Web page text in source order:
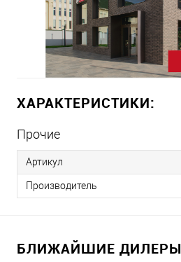
ХАРАКТЕРИСТИКИ:
Прочие
Артикул
Производитель
БЛИЖАЙШИЕ ДИЛЕРЫ